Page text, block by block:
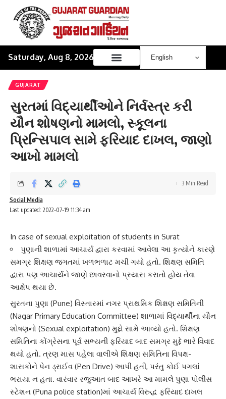
Saturday, Aug 8, 2026
GUJARAT
સુરતમાં વિદ્યાર્થીઓને નિર્વસ્ત્ર કરી
યૌન શોષણનો મામલો, સ્કૂલના
પ્રિન્સિપાલ સામે ફરિયાદ દાખલ, જાણો
આખો મામલો
Last updated: 2022-07-19 11:34 am
Social Media
3 Min Read
In case of sexual exploitation of students in Surat
પુણાની શાળામાં આચાર્ય દ્વારા કરવામાં આવેલા આ કૃત્યોને કારણે
સમગ્ર શિક્ષણ જગતમાં ખળભળાટ મચી ગયો હતો. શિક્ષણ સમિતિ
દ્વારા પણ આચાર્યને જાણે છાવરવાનો પ્રયાસ કરાતો હોય તેવા
આક્ષેપ થયા છે.
સુરતના પુણા (Pune) વિસ્તારમાં નગર પ્રાથમિક શિક્ષણ સમિતિની
(Nagar Primary Education Committee) શાળામાં વિદ્યાર્થીના યૌન
શોષણનો (Sexual exploitation) મુદ્દો સામે આવ્યો હતો. શિક્ષણ
સમિતિના કોંગ્રેસના પૂર્વ સભ્યની ફરિયાદ બાદ સમગ્ર મુદ્દે ભારે વિવાદ
થયો હતો. ત્રણ માસ પહેલા વાલીએ શિક્ષણ સમિતિના વિપક્ષ-
શાસકોને પેન ડ્રાઈવ (Pen Drive) આપી હતી, પરંતુ કોઈ પગલાં
ભરાયા ન હતા. વારંવાર રજુઆત બાદ આખરે આ મામલે પુણા પોલીસ
સ્ટેશન (Puna police station)માં આચાર્ય વિરુદ્ધ ફરિયાદ દાખલ